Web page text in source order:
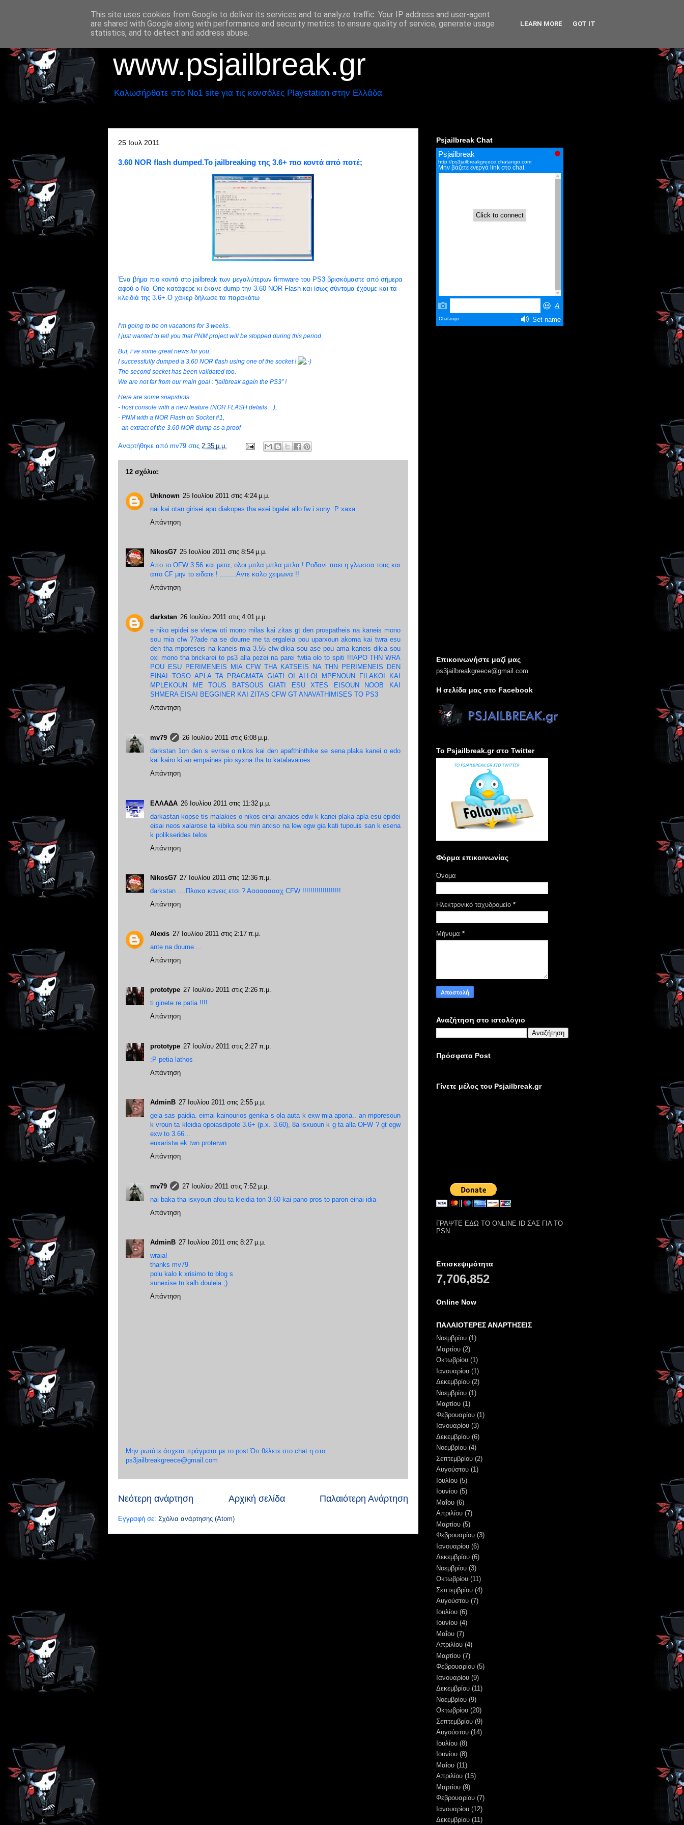
www.psjailbreak.gr
Καλωσήρθατε στο No1 site για τις κονσόλες Playstation στην Ελλάδα
25 Ιουλ 2011
3.60 NOR flash dumped.Το jailbreaking της 3.6+ πιο κοντά από ποτέ;
Ένα βήμα πιο κοντά στο jailbreak των μεγαλύτερων firmware του PS3 βρισκόμαστε από σήμερα
αφού ο No_One κατάφερε κι έκανε dump την 3.60 NOR Flash και ίσως σύντομα έχουμε και τα
κλειδιά της 3.6+.Ο χάκερ δήλωσε τα παρακάτω
I’m going to be on vacations for 3 weeks.
I just wanted to tell you that PNM project will be stopped during this period.
But, i’ve some great news for you.
I successfully dumped a 3.60 NOR flash using one of the socket !
The second socket has been validated too.
We are not far from our main goal : “jailbreak again the PS3″ !
Here are some snapshots :
- host console with a new feature (NOR FLASH details…),
- PNM with a NOR Flash on Socket #1,
- an extract of the 3.60 NOR dump as a proof
Αναρτήθηκε από mv79 στις 2:35 μ.μ.
12 σχόλια:
Unknown 25 Ιουλίου 2011 στις 4:24 μ.μ.
nai kai otan girisei apo diakopes tha exei bgalei allo fw i sony :P xaxa
Απάντηση
NikosG7 25 Ιουλίου 2011 στις 8:54 μ.μ.
Απο το OFW 3.56 και μετα, ολοι μπλα μπλα μπλα ! Ροδανι παει η γλωσσα τους και
απο CF μην το ειδατε ! ........Αντε καλο χειμωνα !!
Απάντηση
darkstan 26 Ιουλίου 2011 στις 4:01 μ.μ.
e niko epidei se vlepw oti mono milas kai zitas gt den prospatheis na kaneis mono
sou mia cfw ??ade na se doume me ta ergaleia pou uparxoun akoma kai twra esu
den tha mporeseis na kaneis mia 3.55 cfw dikia sou ase pou ama kaneis dikia sou
oxi mono tha brickarei to ps3 alla pezei na parei fwtia olo to spiti !!!APO THN WRA
POU ESU PERIMENEIS MIA CFW THA KATSEIS NA THN PERIMENEIS DEN
EINAI TOSO APLA TA PRAGMATA GIATI OI ALLOI MPENOUN FILAKOI KAI
MPLEKOUN ME TOUS BATSOUS GIATI ESU XTES EISOUN NOOB KAI
SHMERA EISAI BEGGINER KAI ZITAS CFW GT ANAVATHIMISES TO PS3
Απάντηση
mv79
26 Ιουλίου 2011 στις 6:08 μ.μ.
darkstan 1on den s evrise o nikos kai den apafthinthike se sena.plaka kanei o edo
kai kairo ki an empaines pio syxna tha to katalavaines
Απάντηση
ΕΛΛΑΔΑ 26 Ιουλίου 2011 στις 11:32 μ.μ.
darkastan kopse tis malakies o nikos einai arxaios edw k kanei plaka apla esu epidei
eisai neos xalarose ta kibika sou min arxiso na lew egw gia kati tupouis san k esena
k polikserides telos
Απάντηση
NikosG7 27 Ιουλίου 2011 στις 12:36 π.μ.
darkstan ....Πλακα κανεις ετσι ? Ααααααααχ CFW !!!!!!!!!!!!!!!!!!!
Απάντηση
Alexis 27 Ιουλίου 2011 στις 2:17 π.μ.
ante na doume....
Απάντηση
prototype 27 Ιουλίου 2011 στις 2:26 π.μ.
ti ginete re patia !!!!
Απάντηση
prototype 27 Ιουλίου 2011 στις 2:27 π.μ.
:P petia lathos
Απάντηση
AdminB 27 Ιουλίου 2011 στις 2:55 μ.μ.
geia sas paidia. eimai kainourios genika s ola auta k exw mia aporia.. an mporesoun
k vroun ta kleidia opoiasdipote 3.6+ (p.x. 3.60), 8a isxuoun k g ta alla OFW ? gt egw
exw to 3.66...
euxaristw ek twn proterwn
Απάντηση
mv79
27 Ιουλίου 2011 στις 7:52 μ.μ.
nai baka tha isxyoun afou ta kleidia ton 3.60 kai pano pros to paron einai idia
Απάντηση
AdminB 27 Ιουλίου 2011 στις 8:27 μ.μ.
wraia!
thanks mv79
polu kalo k xrisimo to blog s
sunexise tn kalh douleia ;)
Απάντηση
Μην ρωτάτε άσχετα πράγματα με το post.Ότι θέλετε στο chat η στο
ps3jailbreakgreece@gmail.com
Νεότερη ανάρτηση Παλαιότερη Ανάρτηση
Αρχική σελίδα
Εγγραφή σε: Σχόλια ανάρτησης (Atom)
Psjailbreak Chat
Επικοινωνήστε μαζί μας
ps3jailbreakgreece@gmail.com
H σελίδα μας στο Facebook
Το Psjailbreak.gr στο Twitter
Φόρμα επικοινωνίας
Όνομα
Ηλεκτρονικό ταχυδρομείο *
Μήνυμα *
Αναζήτηση στο ιστολόγιο
Πρόσφατα Post
Γίνετε μέλος του Psjailbreak.gr
ΓΡΑΨΤΕ ΕΔΩ ΤΟ ONLINE ID ΣΑΣ ΓΙΑ ΤΟ
PSN
Επισκεψιμότητα
7,706,852
Online Now
ΠΑΛΑΙΟΤΕΡΕΣ ΑΝΑΡΤΗΣΕΙΣ
Νοεμβρίου (1)
Μαρτίου (2)
Οκτωβρίου (1)
Ιανουαρίου (1)
Δεκεμβρίου (2)
Νοεμβρίου (1)
Μαρτίου (1)
Φεβρουαρίου (1)
Ιανουαρίου (3)
Δεκεμβρίου (6)
Νοεμβρίου (4)
Σεπτεμβρίου (2)
Αυγούστου (1)
Ιουλίου (5)
Ιουνίου (5)
Μαΐου (6)
Απριλίου (7)
Μαρτίου (5)
Φεβρουαρίου (3)
Ιανουαρίου (6)
Δεκεμβρίου (6)
Νοεμβρίου (3)
Οκτωβρίου (11)
Σεπτεμβρίου (4)
Αυγούστου (7)
Ιουλίου (6)
Ιουνίου (4)
Μαΐου (7)
Απριλίου (4)
Μαρτίου (7)
Φεβρουαρίου (5)
Ιανουαρίου (9)
Δεκεμβρίου (11)
Νοεμβρίου (9)
Οκτωβρίου (20)
Σεπτεμβρίου (9)
Αυγούστου (14)
Ιουλίου (8)
Ιουνίου (8)
Μαΐου (11)
Απριλίου (15)
Μαρτίου (9)
Φεβρουαρίου (7)
Ιανουαρίου (12)
Δεκεμβρίου (11)
This site uses cookies from Google to deliver its services and to analyze traffic. Your IP address and user-agent
are shared with Google along with performance and security metrics to ensure quality of service, generate usage
statistics, and to detect and address abuse.
LEARN MORE GOT IT